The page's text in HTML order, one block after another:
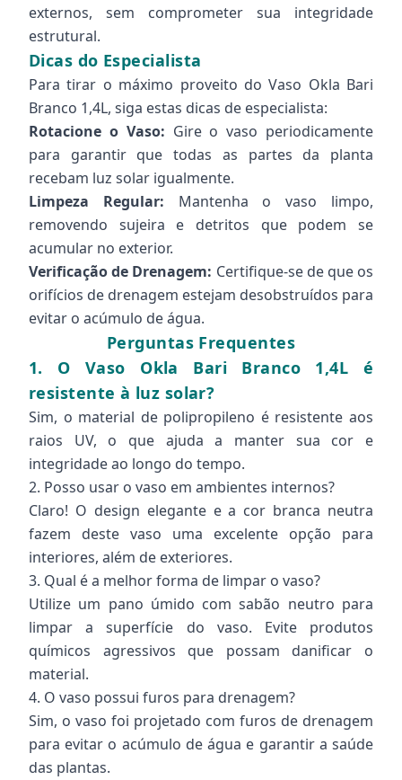
externos, sem comprometer sua integridade
estrutural.
Dicas do Especialista
Para tirar o máximo proveito do Vaso Okla Bari
Branco 1,4L, siga estas dicas de especialista:
Rotacione o Vaso: Gire o vaso periodicamente
para garantir que todas as partes da planta
recebam luz solar igualmente.
Limpeza Regular: Mantenha o vaso limpo,
removendo sujeira e detritos que podem se
acumular no exterior.
Verificação de Drenagem: Certifique-se de que os
orifícios de drenagem estejam desobstruídos para
evitar o acúmulo de água.
Perguntas Frequentes
1. O Vaso Okla Bari Branco 1,4L é
resistente à luz solar?
Sim, o material de polipropileno é resistente aos
raios UV, o que ajuda a manter sua cor e
integridade ao longo do tempo.
2. Posso usar o vaso em ambientes internos?
Claro! O design elegante e a cor branca neutra
fazem deste vaso uma excelente opção para
interiores, além de exteriores.
3. Qual é a melhor forma de limpar o vaso?
Utilize um pano úmido com sabão neutro para
limpar a superfície do vaso. Evite produtos
químicos agressivos que possam danificar o
material.
4. O vaso possui furos para drenagem?
Sim, o vaso foi projetado com furos de drenagem
para evitar o acúmulo de água e garantir a saúde
das plantas.